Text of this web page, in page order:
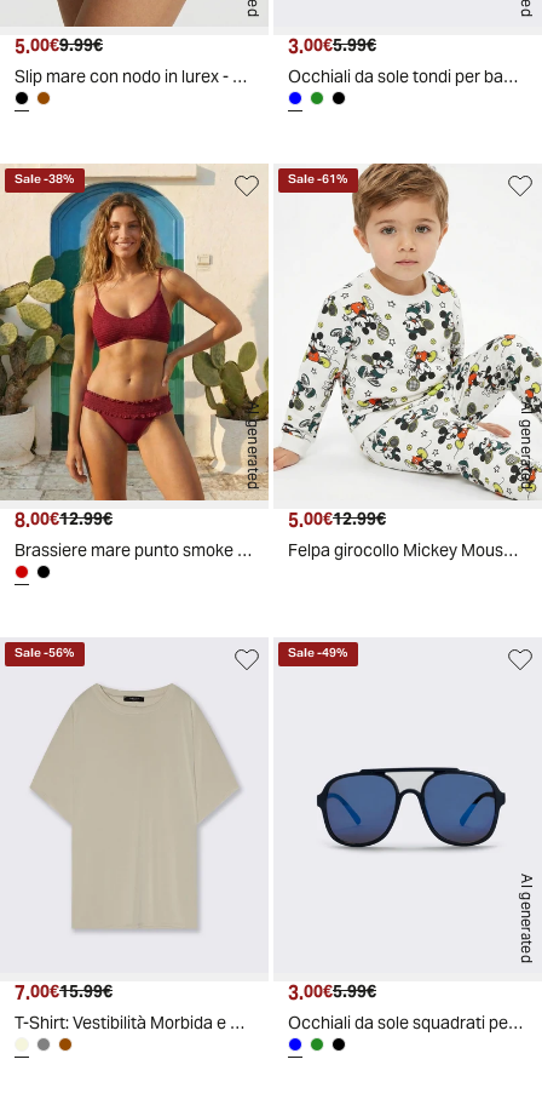
Prezzo attuale
5.00€ Prezzo originale
9.99€
Slip mare con nodo in lurex - Nero
Prezzo attuale
3.00€ Prezzo originale
5.99€
Occhiali da sole tondi per bambini - Blu navy
AI generated
Sale-38%
Prezzo attuale
8.00€ Prezzo originale
12.99€
Brassiere mare punto smoke per donne - Rosso
AI generated
Sale-61%
Prezzo attuale
5.00€ Prezzo originale
12.99€
Felpa girocollo Mickey Mouse tennis - Fantasia
Sale-56%
Prezzo attuale
7.00€ Prezzo originale
15.99€
T-Shirt: Vestibilità Morbida e Confortevole - Beige
AI generated
Sale-49%
Prezzo attuale
3.00€ Prezzo originale
5.99€
Occhiali da sole squadrati per bambini - Blu